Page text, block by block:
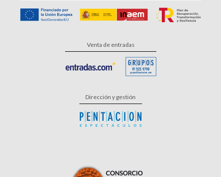
Venta de entradas
Dirección y gestión